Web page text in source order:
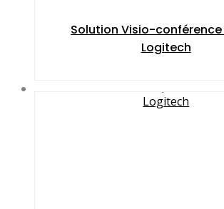
Solution Visio-conférence
Logitech